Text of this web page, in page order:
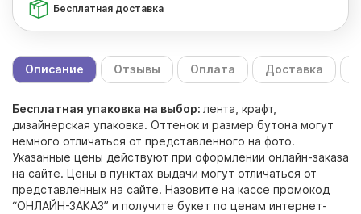
Бесплатная доставка
Описание Отзывы Оплата Доставка
Бесплатная упаковка на выбор: лента, крафт,
дизайнерская упаковка. Оттенок и размер бутона могут
немного отличаться от представленного на фото.
Указанные цены действуют при оформлении онлайн-заказа
на сайте. Цены в пунктах выдачи могут отличаться от
представленных на сайте. Назовите на кассе промокод
“ОНЛАЙН-ЗАКАЗ” и получите букет по ценам интернет-